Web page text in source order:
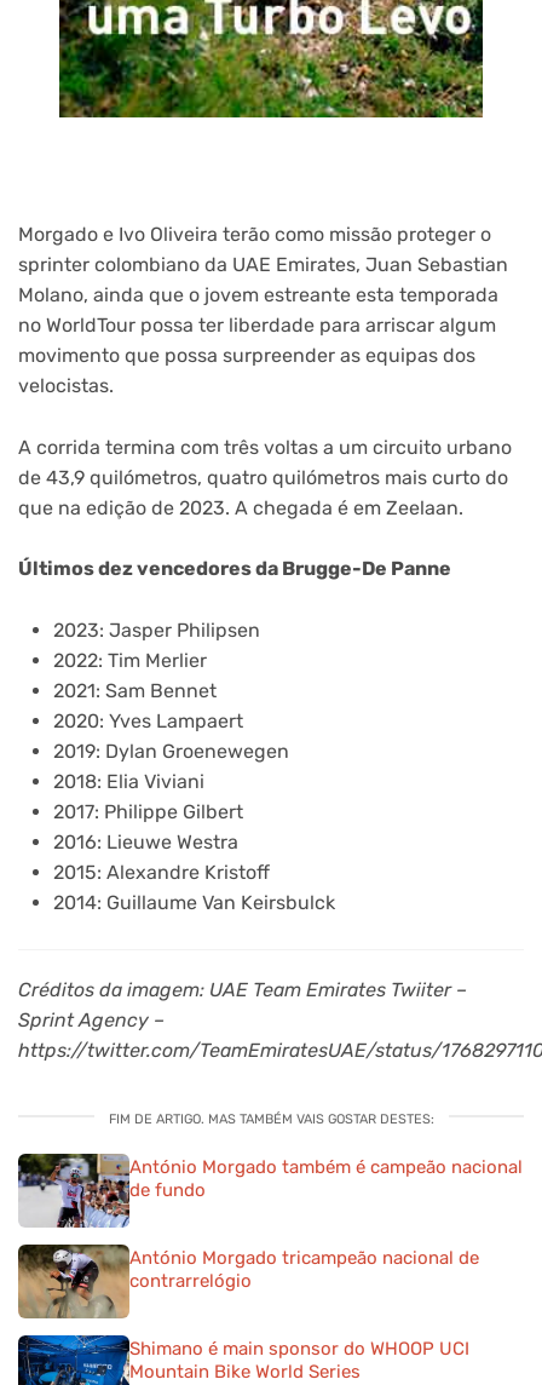
Morgado e Ivo Oliveira terão como missão proteger o
sprinter colombiano da UAE Emirates, Juan Sebastian
Molano, ainda que o jovem estreante esta temporada
no WorldTour possa ter liberdade para arriscar algum
movimento que possa surpreender as equipas dos
velocistas.
A corrida termina com três voltas a um circuito urbano
de 43,9 quilómetros, quatro quilómetros mais curto do
que na edição de 2023. A chegada é em Zeelaan.
Últimos dez vencedores da Brugge-De Panne
2023: Jasper Philipsen
2022: Tim Merlier
2021: Sam Bennet
2020: Yves Lampaert
2019: Dylan Groenewegen
2018: Elia Viviani
2017: Philippe Gilbert
2016: Lieuwe Westra
2015: Alexandre Kristoff
2014: Guillaume Van Keirsbulck
Créditos da imagem: UAE Team Emirates Twiiter –
Sprint Agency –
https://twitter.com/TeamEmiratesUAE/status/
FIM DE ARTIGO. MAS TAMBÉM VAIS GOSTAR DESTES:
António Morgado também é campeão nacional
de fundo
António Morgado tricampeão nacional de
contrarrelógio
Shimano é main sponsor do WHOOP UCI
Mountain Bike World Series